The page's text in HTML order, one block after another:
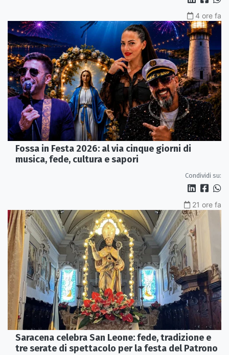
4 ore fa
Fossa in Festa 2026: al via cinque giorni di
musica, fede, cultura e sapori
Condividi su:
21 ore fa
Saracena celebra San Leone: fede, tradizione e
tre serate di spettacolo per la festa del Patrono